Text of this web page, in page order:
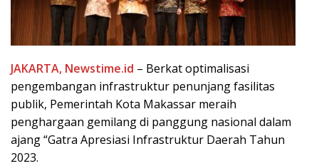
JAKARTA, Newstime.id – Berkat optimalisasi
pengembangan infrastruktur penunjang fasilitas
publik, Pemerintah Kota Makassar meraih
penghargaan gemilang di panggung nasional dalam
ajang “Gatra Apresiasi Infrastruktur Daerah Tahun
2023.